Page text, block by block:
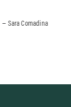
–Sara Comadina